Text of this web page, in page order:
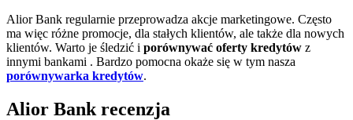
Alior Bank regularnie przeprowadza akcje marketingowe. Często
ma więc różne promocje, dla stałych klientów, ale także dla nowych
klientów. Warto je śledzić i porównywać oferty kredytów z
innymi bankami . Bardzo pomocna okaże się w tym nasza
porównywarka kredytów.
Alior Bank recenzja